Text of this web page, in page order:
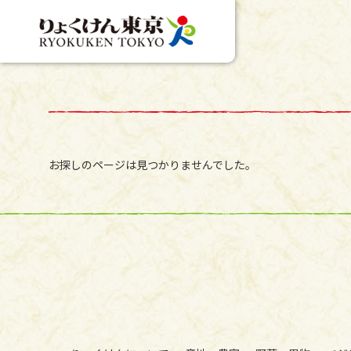
お探しのページは見つかりませんでした。